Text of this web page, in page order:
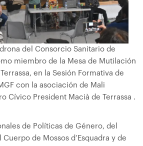
del Consorcio Sanitario de
miembro de la Mesa de Mutilación
en la Sesión Formativa de
con la asociación de Mali
Cívico President Macià de Terrassa .
de Políticas de Género, del
de Mossos d’Esquadra y de